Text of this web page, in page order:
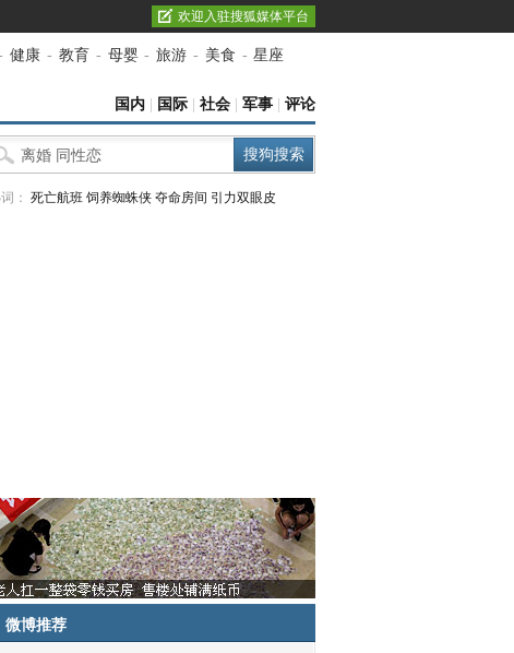
欢迎入驻搜狐媒体平台
健康 - 教育 - 母婴 - 旅游 - 美食 - 星座
国内 国际 社会 军事 评论
： 死亡航班 饲养蜘蛛侠 夺命房间 引力双眼皮
微博推荐